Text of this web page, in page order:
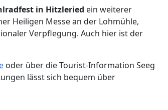
in Hitzleried ein weiterer
Heiligen Messe an der Lohmühle,
Verpflegung. Auch hier ist der
oder über die Tourist-Information Seeg
lässt sich bequem über